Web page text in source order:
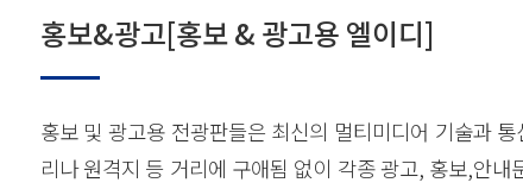
홍보&광고[홍보 & 광고용 엘이디]
홍보 및 광고용 전광판들은 최신의 멀티미디어 기술과
리나 원격지 등 거리에 구애됨 없이 각종 광고, 홍보,안내